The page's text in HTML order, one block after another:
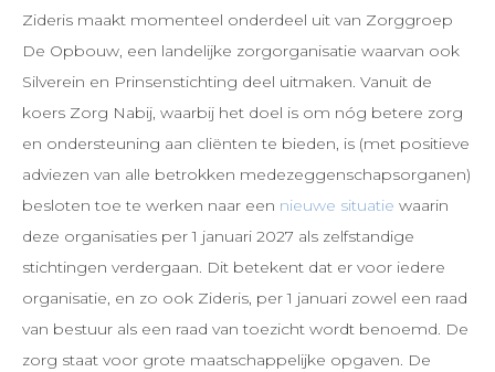
Zideris maakt momenteel onderdeel uit van Zorggroep
De Opbouw, een landelijke zorgorganisatie waarvan ook
Silverein en Prinsenstichting deel uitmaken. Vanuit de
koers Zorg Nabij, waarbij het doel is om nóg betere zorg
en ondersteuning aan cliënten te bieden, is (met positieve
adviezen van alle betrokken medezeggenschapsorganen)
besloten toe te werken naar een nieuwe situatie waarin
deze organisaties per 1 januari 2027 als zelfstandige
stichtingen verdergaan. Dit betekent dat er voor iedere
organisatie, en zo ook Zideris, per 1 januari zowel een raad
van bestuur als een raad van toezicht wordt benoemd. De
zorg staat voor grote maatschappelijke opgaven. De